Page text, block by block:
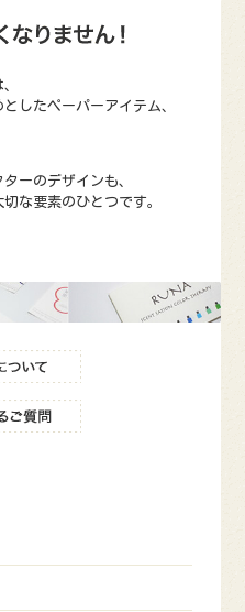
したペーパーアイテム、
ーのデザインも、
な要素のひとつです。